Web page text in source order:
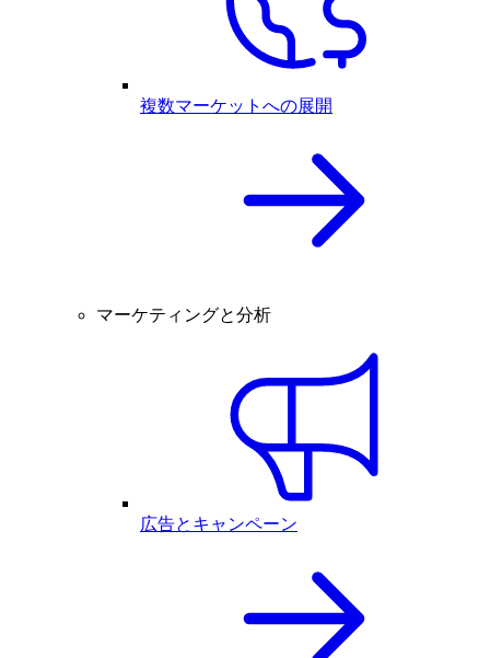
複数マーケットへの展開
マーケティングと分析
広告とキャンペーン